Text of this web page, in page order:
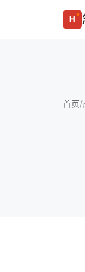
首页/